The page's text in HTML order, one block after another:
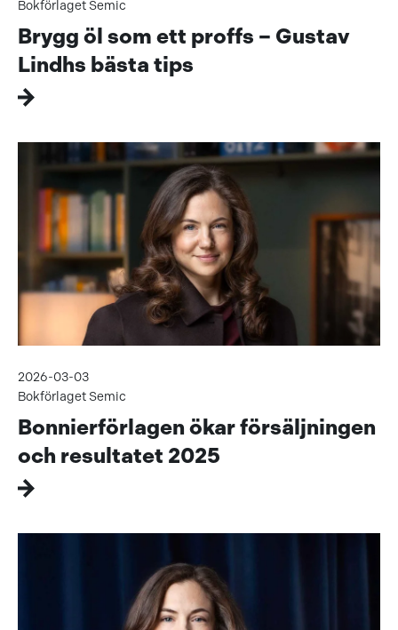
Bokförlaget Semic
Brygg öl som ett proffs – Gustav
Lindhs bästa tips
2026-03-03
Bokförlaget Semic
Bonnierförlagen ökar försäljningen
och resultatet 2025